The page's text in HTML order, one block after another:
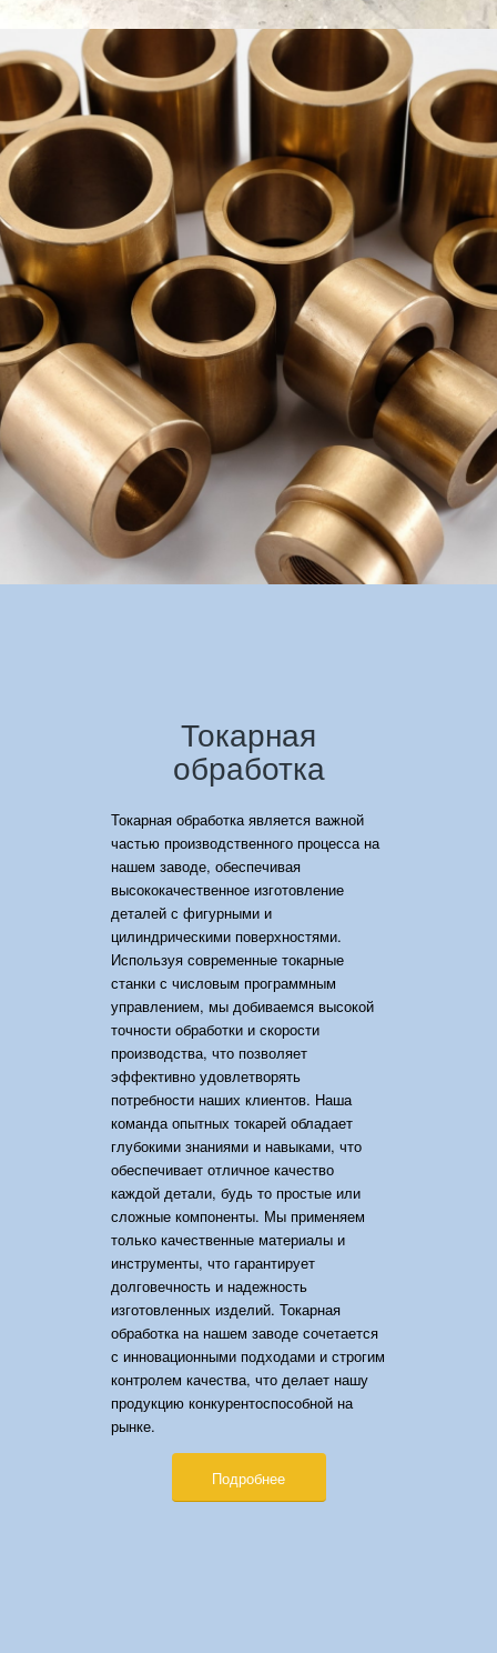
Токарная
обработка
Токарная обработка является важной
частью производственного процесса на
нашем заводе, обеспечивая
высококачественное изготовление
деталей с фигурными и
цилиндрическими поверхностями.
Используя современные токарные
станки с числовым программным
управлением, мы добиваемся высокой
точности обработки и скорости
производства, что позволяет
эффективно удовлетворять
потребности наших клиентов. Наша
команда опытных токарей обладает
глубокими знаниями и навыками, что
обеспечивает отличное качество
каждой детали, будь то простые или
сложные компоненты. Мы применяем
только качественные материалы и
инструменты, что гарантирует
долговечность и надежность
изготовленных изделий. Токарная
обработка на нашем заводе сочетается
с инновационными подходами и строгим
контролем качества, что делает нашу
продукцию конкурентоспособной на
рынке.
Подробнее